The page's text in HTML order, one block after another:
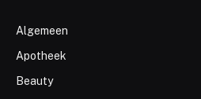
Algemeen
Apotheek
Beauty